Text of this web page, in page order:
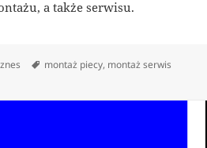
a także serwisu.
Tagi
montaż piecy, montaż serwis